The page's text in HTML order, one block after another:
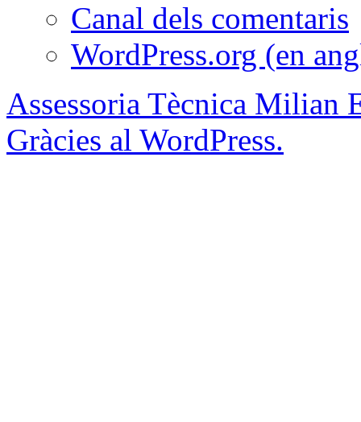
Canal dels comentaris
WordPress.org (en
Assessoria Tècnica Milian
Gràcies al WordPress.